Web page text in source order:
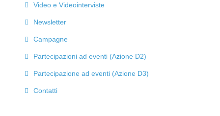
Video e Videointerviste
Newsletter
Campagne
Partecipazioni ad eventi (Azione D2)
Partecipazione ad eventi (Azione D3)
Contatti